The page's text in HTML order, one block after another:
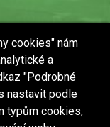
cookies" nám
a
"Podrobné
nastavit podle
typům cookies,